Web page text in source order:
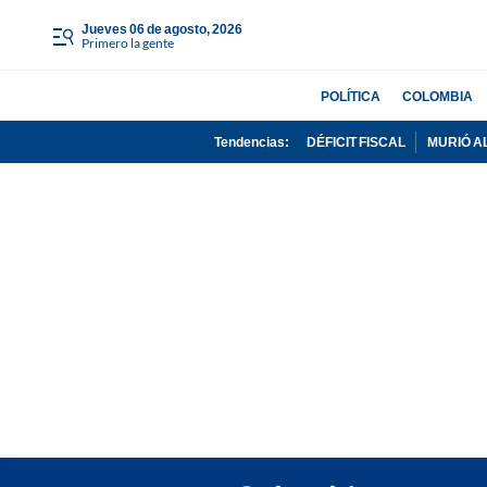
jueves 06 de agosto, 2026
Primero la gente
POLÍTICA COLOMBIA
Tendencias: DÉFICIT FISCAL MURIÓ